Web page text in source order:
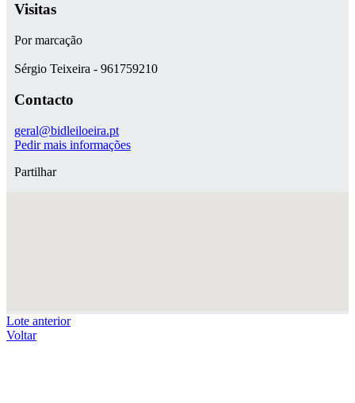
Visitas
Por marcação
Sérgio Teixeira - 961759210
Contacto
geral@bidleiloeira.pt
Pedir mais informações
Partilhar
Lote anterior
Voltar